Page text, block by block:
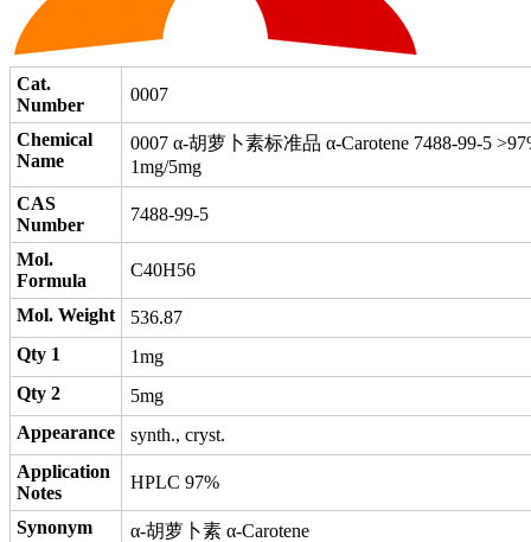
Cat.
Number
0007
Chemical
Name
0007 α‐胡萝卜素标准品 α‐Carotene 7488-99-5
1mg/5mg
CAS
Number
7488-99-5
Mol.
Formula
C40H56
Mol. Weight
536.87
Qty 1
1mg
Qty 2
5mg
Appearance
synth., cryst.
Application
Notes
HPLC 97%
Synonym
α‐胡萝卜素 α‐Carotene